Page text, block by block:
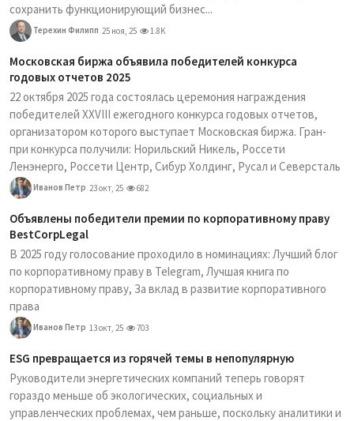
сохранить функционирующий бизнес...
Терехин Филипп 25 ноя, 25 1.8K
Московская биржа объявила победителей конкурса
годовых отчетов 2025
22 октября 2025 года состоялась церемония награждения
победителей XXVIII ежегодного конкурса годовых отчетов,
организатором которого выступает Московская биржа. Гран-
при конкурса получили: Норильский Никель, Россети
Ленэнерго, Россети Центр, Сибур Холдинг, Русал и Северсталь
Иванов Петр 23 окт, 25 682
Объявлены победители премии по корпоративному праву
BestCorpLegal
В 2025 году голосование проходило в номинациях: Лучший блог
по корпоративному праву в Telegram, Лучшая книга по
корпоративному праву, За вклад в развитие корпоративного
права
Иванов Петр 13 окт, 25 703
ESG превращается из горячей темы в непопулярную
Руководители энергетических компаний теперь говорят
гораздо меньше об экологических, социальных и
управленческих проблемах, чем раньше, поскольку аналитики и